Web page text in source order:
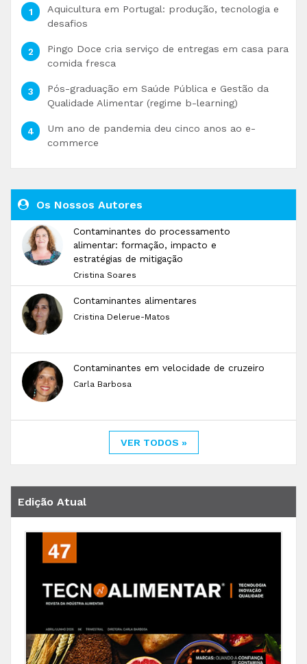
Aquicultura em Portugal: produção, tecnologia e
desafios
Pingo Doce cria serviço de entregas em casa para
comida fresca
Pós-graduação em Saúde Pública e Gestão da
Qualidade Alimentar (regime b-learning)
Um ano de pandemia deu cinco anos ao e-
commerce
Os Nossos Autores
Contaminantes do processamento
alimentar: formação, impacto e
estratégias de mitigação
Cristina Soares
Contaminantes alimentares
Cristina Delerue-Matos
Contaminantes em velocidade de cruzeiro
Carla Barbosa
VER TODOS »
Edição Atual